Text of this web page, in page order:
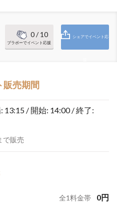
0/ 10
ブラボーでイベント応援
シェアでイベント応
販売期間
13:15 / 開始: 14:00 / 終了:
で販売
全1料金帯 0円